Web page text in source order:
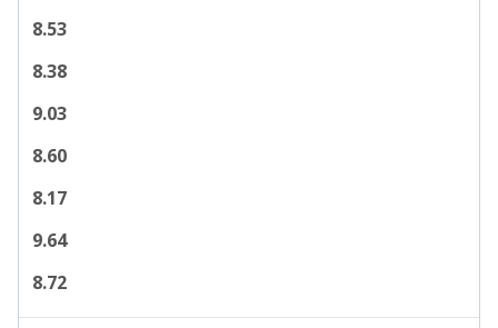
8.53
8.38
9.03
8.60
8.17
9.64
8.72